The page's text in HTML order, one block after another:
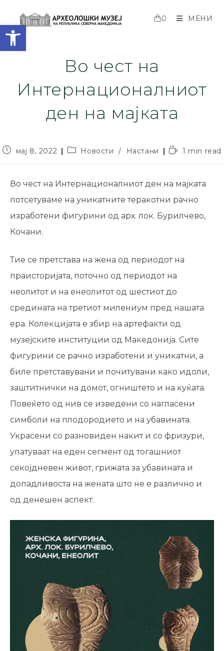
Open toolbar
0 МЕНИ
Во чест на
Интернационалниот
ден на мајката
мај 8, 2022 Новости / Настани 1 min read
Во чест на Интернационалниот ден на мајката
потсетуваме на уникатните теракотни рачно
изработени фигурини од арх. лок. Бурилчево,
Кочани.
Тие се претстава на жена од периодот на
праисторијата, поточно од периодот на
неолитот и на енеолитот од шестиот до
средината на третиот милениум пред нашата
ера. Колекцијата е збир на артефакти од
музејските институции од Македонија. Сите
фигурини се рачно изработени и уникатни, а
биле претставувани и почитувани како идоли,
заштитнички на домот, огништето и на куќата.
Повеќето од нив се изведени со нагласени
симболи на плодородието и на убавината.
Украсени со разновиден накит и со фризури,
упатуваат на еден сегмент од тогашниот
секојдневен живот, грижата за убавината и
допадливоста на жената што не е различно и
од денешен аспект.